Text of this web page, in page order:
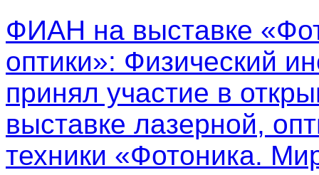
ФИАН на выставке
оптики»: Физический
принял участие в
выставке лазерной,
техники «Фотоника.